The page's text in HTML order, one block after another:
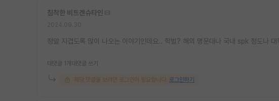
침착한 비트겐슈타인
정말 지겹도록 많이 나오는 이야기인데요.. 학벌? 해외 명문대나 국내 spk 정도나
대댓글 1개 대댓글 쓰기
해당 댓글을 보려면 로그인이 필요합니다. 로그인하기